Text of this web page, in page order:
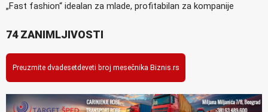
„Fast fashion“ idealan za mlade, profitabilan za kompanije
74 ZANIMLJIVOSTI
Preuzmite dvadesetdeveti broj mesečnika Biznis.rs